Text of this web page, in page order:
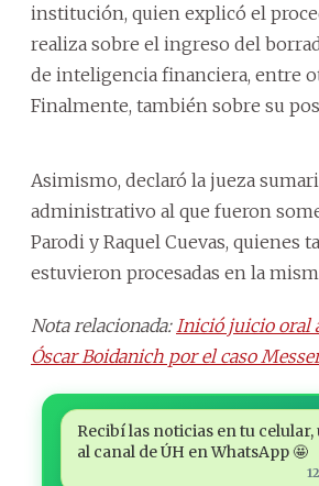
institución, quien explicó el
realiza sobre el ingreso del
de inteligencia financiera, entre
Finalmente, también sobre su
Asimismo, declaró la jueza
administrativo al que fueron
Parodi y Raquel Cuevas, quienes
estuvieron procesadas en la
Nota relacionada: Inició juicio oral
Óscar Boidanich por el caso
Recibí las noticias en tu celular,
al canal de ÚH en WhatsApp 🤩